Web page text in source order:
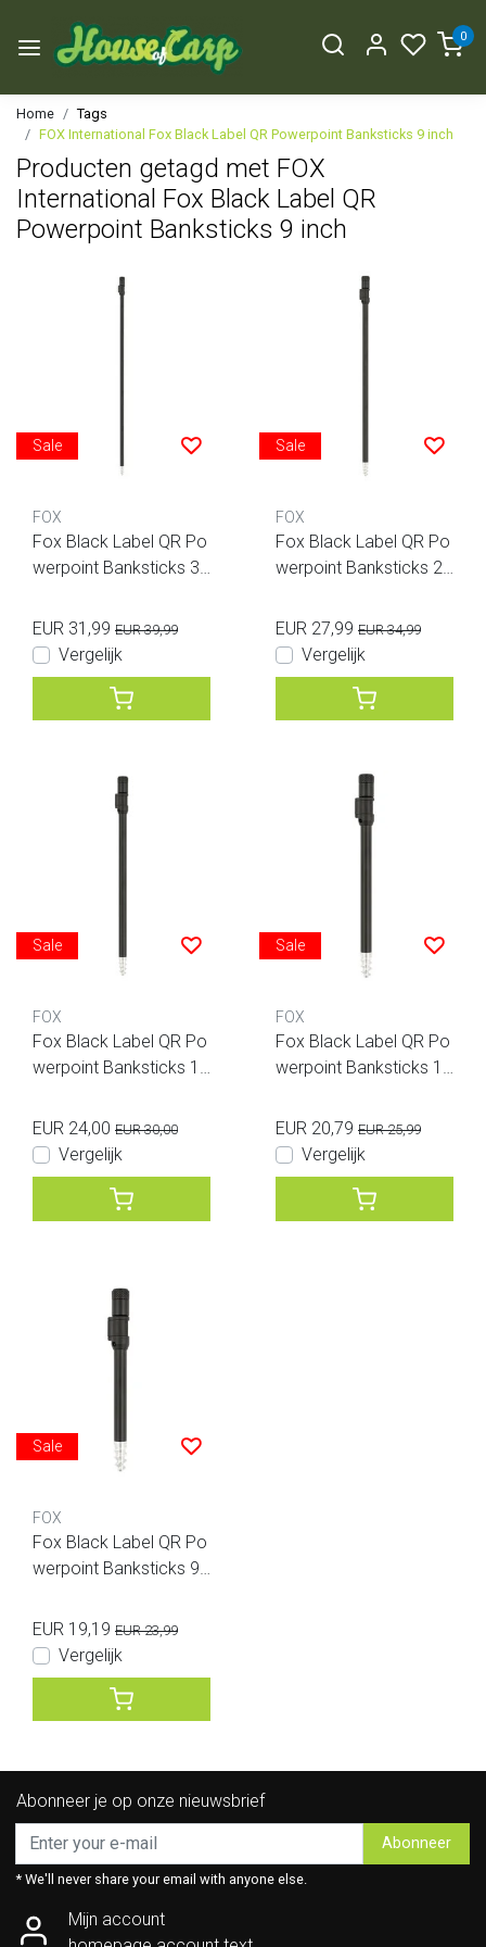
0
Home
Tags
FOX International Fox Black Label QR Powerpoint Banksticks 9 inch
Producten getagd met FOX
International Fox Black Label QR
Powerpoint Banksticks 9 inch
Sale
FOX
Fox Black Label QR Po
werpoint Banksticks 36
EUR 31,99 EUR 39,99
Vergelijk
Sale
FOX
Fox Black Label QR Po
werpoint Banksticks 24
EUR 27,99 EUR 34,99
Vergelijk
Sale
FOX
Fox Black Label QR Po
werpoint Banksticks 18
EUR 24,00 EUR 30,00
Vergelijk
Sale
FOX
Fox Black Label QR Po
werpoint Banksticks 12
EUR 20,79 EUR 25,99
Vergelijk
Sale
FOX
Fox Black Label QR Po
werpoint Banksticks 9 i
EUR 19,19 EUR 23,99
Vergelijk
Abonneer je op onze nieuwsbrief
Abonneer
* We'll never share your email with anyone else.
Mijn account